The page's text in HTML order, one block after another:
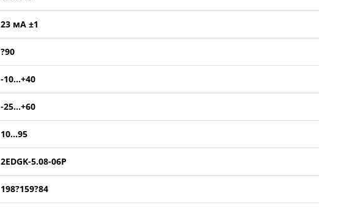
23 мA ±1
?90
-10...+40
-25...+60
10...95
2EDGK-5.08-06P
198?159?84